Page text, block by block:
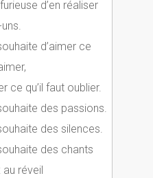
d’en réaliser
d’aimer ce
ce qu’il faut oublier.
des passions.
des silences.
des chants
au réveil